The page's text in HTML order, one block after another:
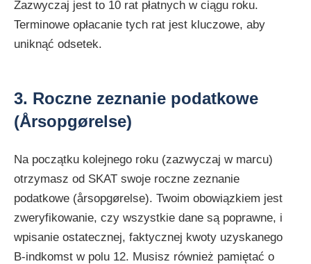
Zazwyczaj jest to 10 rat płatnych w ciągu roku.
Terminowe opłacanie tych rat jest kluczowe, aby
uniknąć odsetek.
3. Roczne zeznanie podatkowe
(Årsopgørelse)
Na początku kolejnego roku (zazwyczaj w marcu)
otrzymasz od SKAT swoje roczne zeznanie
podatkowe (årsopgørelse). Twoim obowiązkiem jest
zweryfikowanie, czy wszystkie dane są poprawne, i
wpisanie ostatecznej, faktycznej kwoty uzyskanego
B-indkomst w polu 12. Musisz również pamiętać o